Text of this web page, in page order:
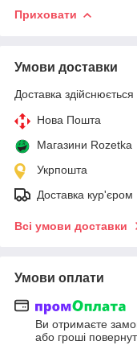
Приховати
Умови доставки
Доставка здійснюється
Нова Пошта
Магазини Rozetka
Укрпошта
Доставка
Всі умови доставки
Умови оплати
Ви отримаєте
або гроші